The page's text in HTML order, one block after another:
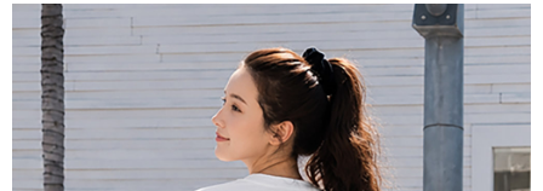
宅配滿699免運
每筆NT$80，滿NT$699(含以上)免運費